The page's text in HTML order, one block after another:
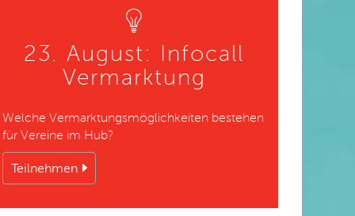
Fabienne
swiss
23. August: Infocall
Vermarktung
Welche Vermarktungsmöglichkeiten bestehen
für Vereine im Hub?
Teilnehmen